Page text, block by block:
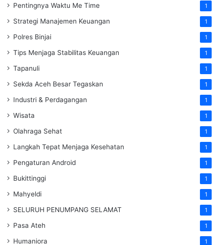
Pentingnya Waktu Me Time 1
Strategi Manajemen Keuangan 1
Polres Binjai 1
Tips Menjaga Stabilitas Keuangan 1
Tapanuli 1
Sekda Aceh Besar Tegaskan 1
Industri & Perdagangan 1
Wisata 1
Olahraga Sehat 1
Langkah Tepat Menjaga Kesehatan 1
Pengaturan Android 1
Bukittinggi 1
Mahyeldi 1
SELURUH PENUMPANG SELAMAT 1
Pasa Ateh 1
Humaniora 1